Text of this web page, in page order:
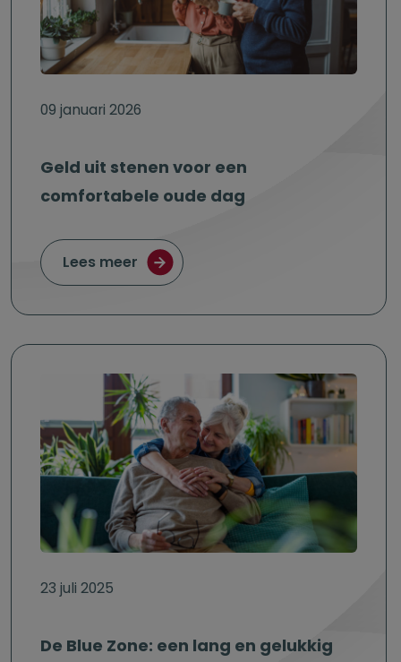
09 januari 2026
Geld uit stenen voor een
comfortabele oude dag
Lees meer over Geld uit stenen voor een
23 juli 2025
De Blue Zone: een lang en gelukkig